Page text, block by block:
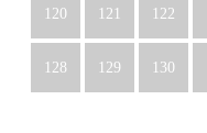
120 121 122
128 129 130